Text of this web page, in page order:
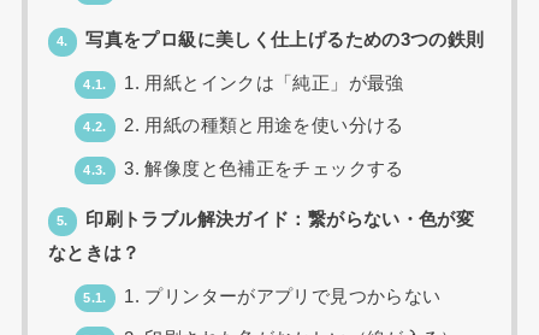
4. 写真をプロ級に美しく仕上げるための3つの鉄則
4.1. 1. 用紙とインクは「純正」が最強
4.2. 2. 用紙の種類と用途を使い分ける
4.3. 3. 解像度と色補正をチェックする
5.
印刷トラブル解決ガイド：繋がらない・色が変
なときは？
5.1. 1. プリンターがアプリで見つからない